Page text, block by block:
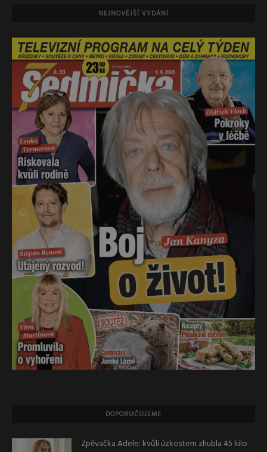
NEJNOVĚJŠÍ VYDÁNÍ
DOPORUČUJEME
Zpěvačka Adele: kvůli úzkostem zhubla 45 kilo